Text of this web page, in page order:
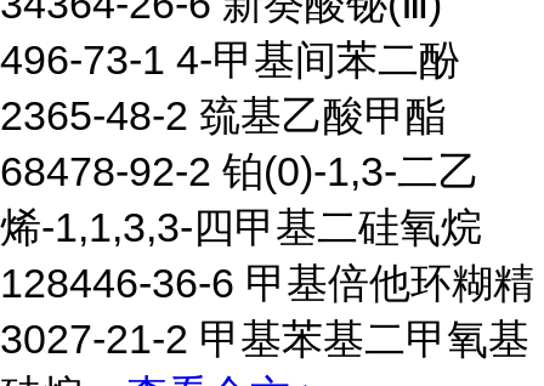
496-73-1 4-甲基间苯二酚
2365-48-2 巯基乙酸甲酯
68478-92-2 铂(0)-1,3-二乙
烯-1,1,3,3-四甲基二硅氧烷
128446-36-6 甲基倍他环糊精
3027-21-2 甲基苯基二甲氧基